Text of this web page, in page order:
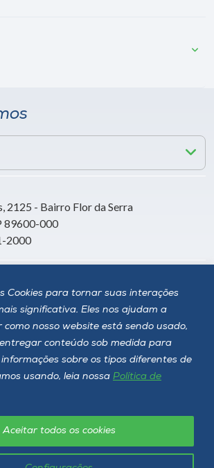
Cookies para tornar suas interações
significativa. Eles nos ajudam a
nosso website está sendo usado,
conteúdo sob medida para
sobre os tipos diferentes de
usando, leia nossa Política de
Aceitar todos os cookies
2125 - Bairro Flor da Serra
89600-000
2000
LGPD